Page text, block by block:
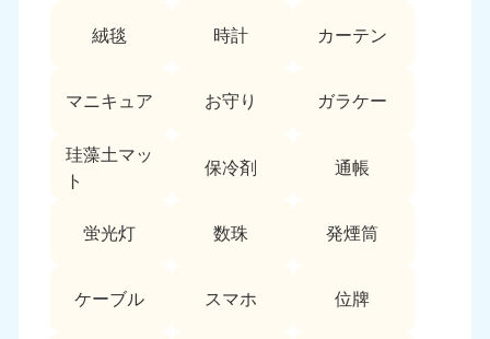
絨毯 時計 カーテン
マニキュア お守り ガラケー
珪藻土マッ
ト
保冷剤 通帳
蛍光灯 数珠 発煙筒
ケーブル スマホ 位牌
9:00〜19:00 年中無休 9:00〜19:00 年中無休
9:00〜19:00 年中無休 9:00〜19:00 年中無休
長崎県
050-1880-9891
鹿児島県
050-1880-9889